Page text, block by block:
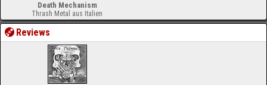
Death Mechanism
Thrash Metal aus Italien
Reviews